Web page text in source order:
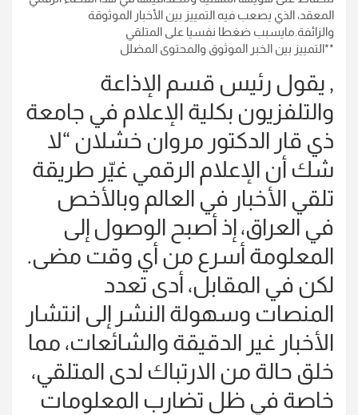
المعقد، الذي يصعب فيه التمييز بين الأخبار الموثوقة
والزائفة.مايسبب ضغطا نفسيا على المتلقي
**التمييز بين الخبر الموثوق والمحتوى المضلل
, يقول رئيس قسم الإذاعة
والتلفزيون بكلية الإعلام في جامعة
ذي قار الدكتور مروان خشلان “لا
شك أن الإعلام الرقمي غيّر طريقة
تلقي الأخبار في العالم وبالأخص
في العراق، إذ أصبح الوصول إلى
المعلومة أسرع من أي وقت مضى.
لكن في المقابل، أدى تعدد
المنصات وسهولة النشر إلى انتشار
الأخبار غير الدقيقة والشائعات، مما
خلق حالة من الارتباك لدى المتلقي،
خاصة في ظل تضارب المعلومات